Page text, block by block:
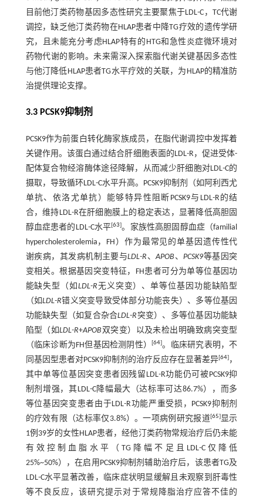
目前他汀类药物基因多态性研究主要聚焦于LDL-C，TC代谢
调控，缺乏他汀类药物在HLAP患者中降TG疗效的遗传学研
究，且未能充分考虑HLAP特有的HTG和急性炎症微环境对
药物代谢的影响。未来需深入探索脂代谢关键基因多态性
与他汀降低HLAP患者TG水平疗效的关联，为HLAP的精准防
治提供理论支撑。
3.3 PCSK9抑制剂
PCSK9作为前蛋白转化酶家族成员，在脂代谢调控中发挥着
关键作用。该蛋白通过结合肝细胞表面的LDL-R，促进受体-
配体复合物经溶酶体途径降解，从而减少肝细胞对LDL-C的
摄取，导致循环LDL-C水平升高。PCSK9抑制剂（如阿利西尤
单抗、依洛尤单抗）能够特异性阻断PCSK9与LDL-R的结
合，维持LDL-R在肝细胞膜上的稳定表达，显著降低高胆固
醇血症患者的LDL-C水平[63]。家族性高胆固醇血症（familial
hypercholesterolemia，FH）作为最常见的单基因遗传性代
谢疾病，其发病机制主要与LDL-R 、APOB 、PCSK9等基因突
变相关。根据基因突变特征，FH患者可分为单等位基因功
能缺失型（如 LDL-R无义突变）、单等位基因功能缺陷型
（如LDL-R错义突变导致受体部分功能丧失）、多等位基因
功能缺失型（如复合杂合LDL-R突变）、多等位基因功能缺
陷型（如LDL-R+APOB双突变）以及未检出明确致病突变型
（临床诊断为FH但基因检测阴性）[64]。临床研究表明，不
同基因型患者对PCSK9抑制剂的治疗反应存在显著差异[64] ，
其中单等位基因突变患者因残留LDL-R功能仍可被PCSK9抑
制剂增强，其LDL-C降幅最大（达标率可达86.7%），而多
等位基因突变患者由于LDL-R功能严重受损，PCSK9抑制剂
的疗效有限（达标率仅3.8%）。一项病例研究报道[65]显示
1例39岁的女性HLAP患者，经他汀类药物常规治疗后仍未能
有效控制血脂水平（TG降幅不足且LDL-C仅降低
25%~50%），在启用PCSK9抑制剂辅助治疗后，该患者TG及
LDL-C水平显著改善，临床症状明显缓解且未观察到肝毒性
等不良反应，该研究提示对于常规降脂治疗应答不佳的